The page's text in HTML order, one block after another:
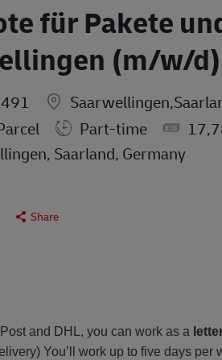
für Pakete
(m/w/d)
Part-time
Saarland, Germany
Share
and DHL, you can work as a
You’ll work up to five days